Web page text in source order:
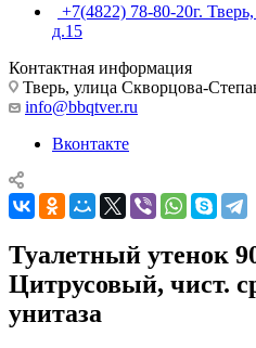
+7(4822) 78-80-20г.
д.15
Контактная информация
Тверь, улица Скворцова-
info@bbqtver.ru
Вконтакте
Туалетный утенок
Цитрусовый, чист.
унитаза